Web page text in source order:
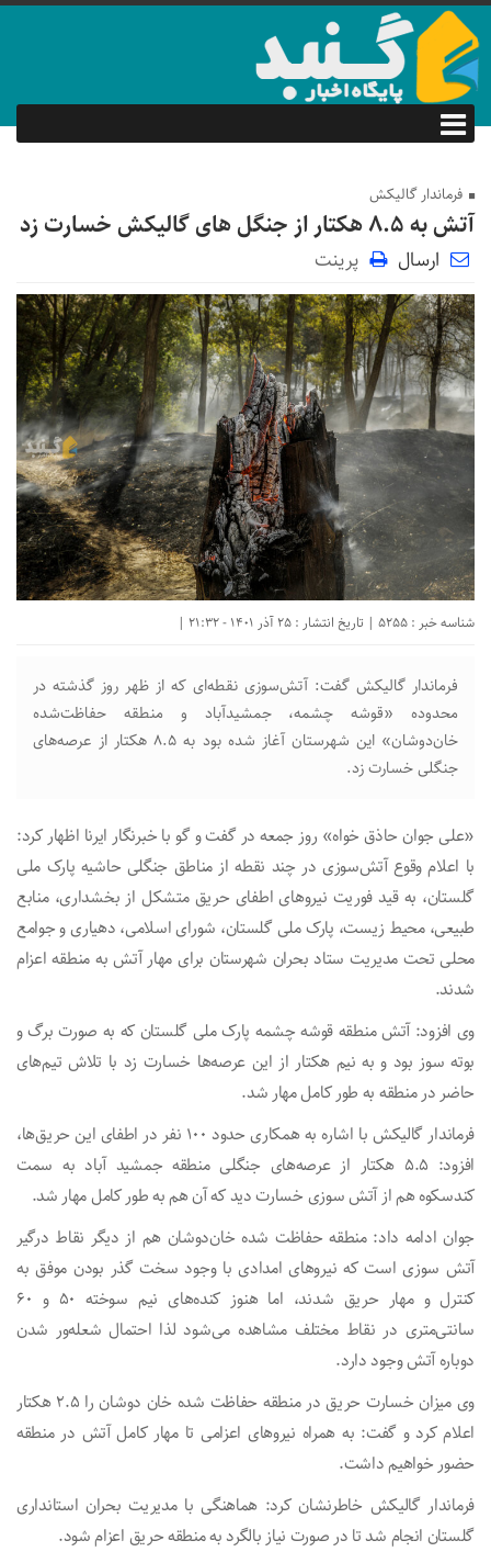
فرماندار گالیکش
آتش به ۸.۵ هکتار از جنگل های گالیکش خسارت زد
ارسال پرینت
شناسه خبر : 5255 | تاریخ انتشار : 25 آذر 1401 - 21:32 |
فرماندار گالیکش گفت: آتش‌سوزی نقطه‌ای که از ظهر روز گذشته در
محدوده «قوشه چشمه، جمشیدآباد و منطقه حفاظت‌شده
خان‌دوشان» این شهرستان آغاز شده بود به ۸.۵ هکتار از عرصه‌های
جنگلی خسارت زد.
«علی جوان حاذق خواه» روز جمعه در گفت و گو با خبرنگار ایرنا اظهار کرد:
با اعلام وقوع آتش‌سوزی در چند نقطه از مناطق جنگلی حاشیه پارک ملی
گلستان، به قید فوریت نیروهای اطفای حریق متشکل از بخشداری، منابع
طبیعی، محیط زیست، پارک ملی گلستان، شورای اسلامی، دهیاری و جوامع
محلی تحت مدیریت ستاد بحران شهرستان برای مهار آتش به منطقه اعزام
شدند.
وی افزود: آتش منطقه قوشه چشمه پارک ملی گلستان که به صورت برگ‌ و
بوته سوز بود و به نیم هکتار از این عرصه‌ها خسارت زد با تلاش تیم‌های
حاضر در منطقه به طور کامل مهار شد.
فرماندار گالیکش با اشاره به همکاری حدود ۱۰۰ نفر در اطفای این حریق‌ها،
افزود: ۵.۵ هکتار از عرصه‌های جنگلی منطقه جمشید آباد به سمت
کندسکوه هم از آتش سوزی خسارت دید که آن هم به طور کامل مهار شد.
جوان ادامه داد: منطقه حفاظت شده خان‌دوشان هم از دیگر نقاط درگیر
آتش سوزی است که نیروهای امدادی با وجود سخت گذر بودن موفق به
کنترل و مهار حریق شدند، اما هنوز کنده‌های نیم سوخته ۵۰ و ۶۰
سانتی‌متری در نقاط مختلف مشاهده می‌شود لذا احتمال شعله‌ور شدن
دوباره آتش وجود دارد.
وی میزان خسارت حریق در منطقه حفاظت شده خان دوشان را ۲.۵ هکتار
اعلام کرد و گفت: به همراه نیروهای اعزامی تا مهار کامل آتش در منطقه
حضور خواهیم داشت.
فرماندار گالیکش خاطرنشان کرد: هماهنگی‌ با مدیریت بحران استانداری
گلستان انجام شد تا در صورت نیاز بالگرد به منطقه حریق اعزام شود.